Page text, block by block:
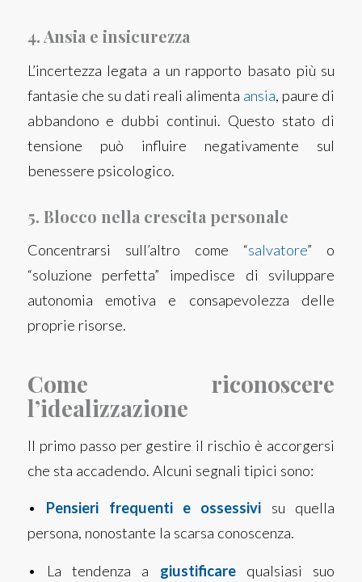
4. Ansia e insicurezza
L’incertezza legata a un rapporto basato più su
fantasie che su dati reali alimenta ansia, paure di
abbandono e dubbi continui. Questo stato di
tensione può influire negativamente sul
benessere psicologico.
5. Blocco nella crescita personale
Concentrarsi sull’altro come “salvatore” o
“soluzione perfetta” impedisce di sviluppare
autonomia emotiva e consapevolezza delle
proprie risorse.
Come riconoscere
l’idealizzazione
Il primo passo per gestire il rischio è accorgersi
che sta accadendo. Alcuni segnali tipici sono:
• Pensieri frequenti e ossessivi su quella
persona, nonostante la scarsa conoscenza.
• La tendenza a giustificarequalsiasi suo